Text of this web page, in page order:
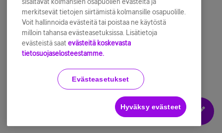
moppeja/mopin osia sekä harjoja yms yms 🤓
Kiitos selvityksestä! Nyt löytyyverkkokaupan
valikoimasta lisätarvikkeet.👍
4 tykkää tästä
merkitsevät tietojen siirtämistä kolmansille osapuolille.
Voit hallinnoida evästeitä tai poistaa ne käytöstä
milloin tahansa evästeasetuksissa. Lisätietoja
evästeistä saat evästeitä koskevasta
tietosuojaselosteestamme.
Evästeasetukset
Hyväksy evästeet